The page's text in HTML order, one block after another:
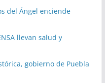
del Ángel enciende
llevan salud y
gobierno de Puebla